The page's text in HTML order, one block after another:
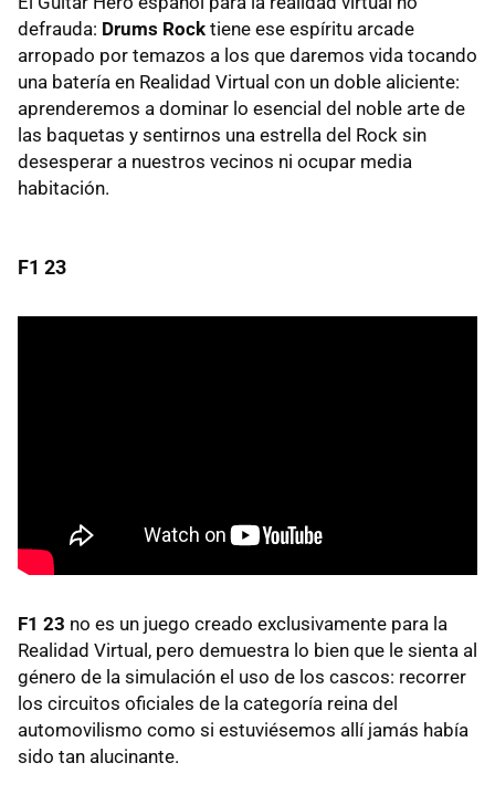
defrauda: Drums Rock tiene ese espíritu arcade
arropado por temazos a los que daremos vida tocando
una batería en Realidad Virtual con un doble aliciente:
aprenderemos a dominar lo esencial del noble arte de
las baquetas y sentirnos una estrella del Rock sin
desesperar a nuestros vecinos ni ocupar media
habitación.
F1 23
F1 23 no es un juego creado exclusivamente para la
Realidad Virtual, pero demuestra lo bien que le sienta al
género de la simulación el uso de los cascos: recorrer
los circuitos oficiales de la categoría reina del
automovilismo como si estuviésemos allí jamás había
sido tan alucinante.